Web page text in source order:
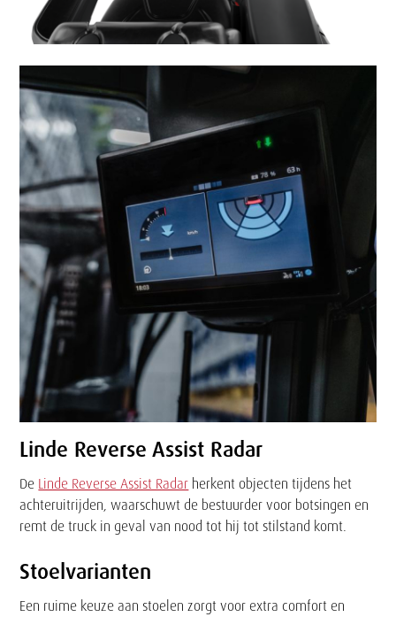
Linde Reverse Assist Radar
De Linde Reverse Assist Radar herkent objecten tijdens het
achteruitrijden, waarschuwt de bestuurder voor botsingen en
remt de truck in geval van nood tot hij tot stilstand komt.
Stoelvarianten
Een ruime keuze aan stoelen zorgt voor extra comfort en